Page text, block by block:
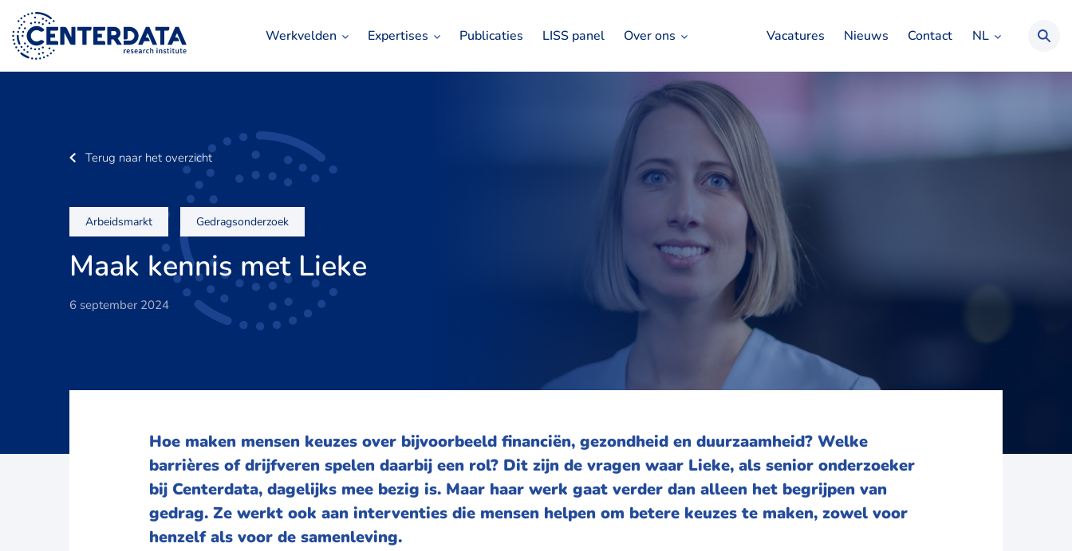
Werkvelden Expertises Publicaties LISS panel Over ons Vacatures Nieuws Contact NL
Terug naar het overzicht
Arbeidsmarkt Gedragsonderzoek
Maak kennis met Lieke
6 september 2024
Hoe maken mensen keuzes over bijvoorbeeld financiën, gezondheid en duurzaamheid? Welke
barrières of drijfveren spelen daarbij een rol? Dit zijn de vragen waar Lieke, als senior onderzoeker
bij Centerdata, dagelijks mee bezig is. Maar haar werk gaat verder dan alleen het begrijpen van
gedrag. Ze werkt ook aan interventies die mensen helpen om betere keuzes te maken, zowel voor
henzelf als voor de samenleving.